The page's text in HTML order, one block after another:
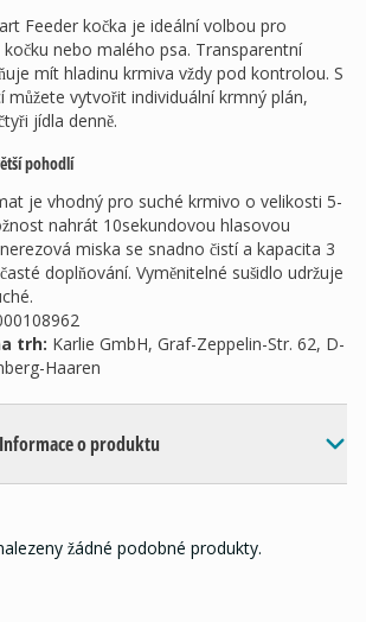
Feeder kočka je ideální volbou pro
nebo malého psa. Transparentní
mít hladinu krmiva vždy pod kontrolou. S
můžete vytvořit individuální krmný plán,
jídla denně.
pohodlí
je vhodný pro suché krmivo o velikosti 5-
nahrát 10sekundovou hlasovou
miska se snadno čistí a kapacita 3
doplňování. Vyměnitelné sušidlo udržuje
trh: Karlie GmbH, Graf-Zeppelin-Str. 62, D-
Haaren
Informace o produktu
žádné podobné produkty.